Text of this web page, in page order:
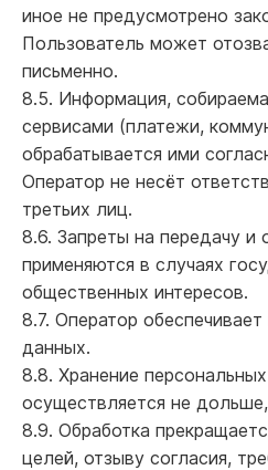
иное не предусмотрено
Пользователь может
письменно.
8.5. Информация,
сервисами (платежи,
обрабатывается ими
Оператор не несёт
третьих лиц.
8.6. Запреты на передачу и
применяются в случаях
общественных интересов.
8.7. Оператор
данных.
8.8. Хранение
осуществляется не
8.9. Обработка
целей, отзыву согласия,